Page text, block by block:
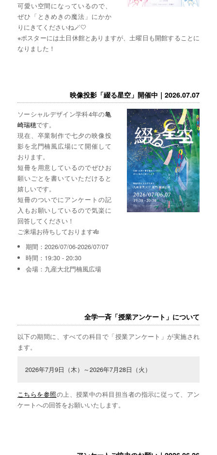
可愛い空間になっているので、
ぜひ「ときめきの魔法」にかか
りにきてくださいね🪄🤍
※ポスターには土日休館とありますが、土曜日も開館することに
なりました！
映像投影「綴る星空」開催中｜2026.07.07
ソーシャルデザイン学科4年の亀
崎瑞穂です。
現在、卒業制作で七夕の映像投
影を北門楠風広場にて開催して
おります。
短冊を用意しているのでぜひお
願いごとを書いていただけると
嬉しいです。
短冊のついでにアンケートの記
入もお願いしているので気楽に
回答してください！
ご来場お待ちしております🎋
期間：2026/07/06-2026/07/07
時間：19:30 - 20:30
会場：九産大北門楠風広場
全学一斉「授業アンケート」について
以下の期間に、すべての科目で「授業アンケート」が実施され
ます。
2026年7月9日（木）～2026年7月28日（火）
こちらを参照の上、授業中の科目担当者の指示に従って、アン
ケートへの回答をお願いいたします。